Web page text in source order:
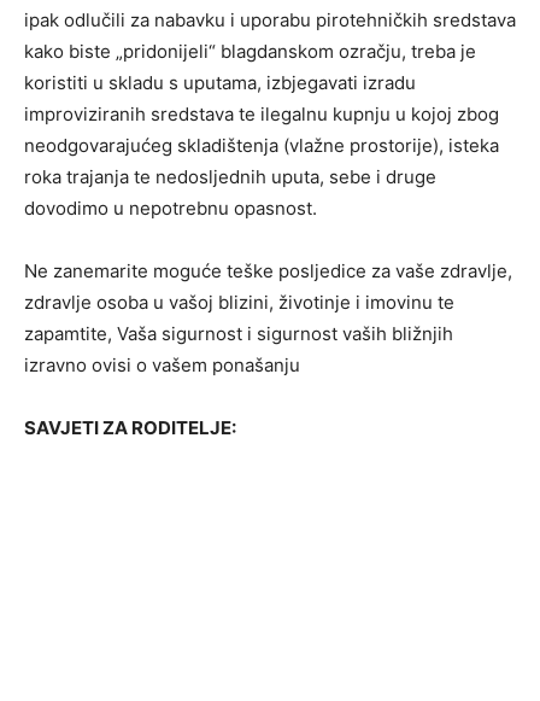
ipak odlučili za nabavku i uporabu pirotehničkih sredstava
kako biste „pridonijeli“ blagdanskom ozračju, treba je
koristiti u skladu s uputama, izbjegavati izradu
improviziranih sredstava te ilegalnu kupnju u kojoj zbog
neodgovarajućeg skladištenja (vlažne prostorije), isteka
roka trajanja te nedosljednih uputa, sebe i druge
dovodimo u nepotrebnu opasnost.
Ne zanemarite moguće teške posljedice za vaše zdravlje,
zdravlje osoba u vašoj blizini, životinje i imovinu te
zapamtite, Vaša sigurnost i sigurnost vaših bližnjih
izravno ovisi o vašem ponašanju
SAVJETI ZA RODITELJE: